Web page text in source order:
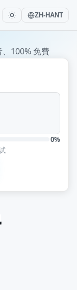
ZH-HANT
100% 免費
0%